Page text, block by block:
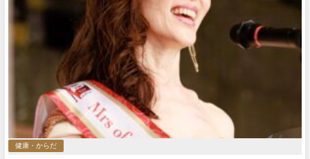
健康・からだ